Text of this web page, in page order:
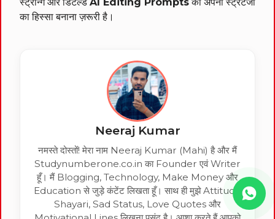
का हिस्सा बनाना ज़रूरी है।
Neeraj Kumar
नमस्ते दोस्तों! मेरा नाम Neeraj Kumar (Mahi) है और मैं
Studynumberone.co.in का Founder एवं Writer
हूँ। मैं Blogging, Technology, Make Money और
Education से जुड़े कंटेंट लिखता हूँ। साथ ही मुझे Attitude
Shayari, Sad Status, Love Quotes और